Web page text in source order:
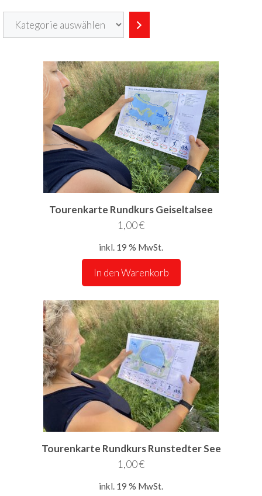
Kategorie
auswählen
Tourenkarte Rundkurs Geiseltalsee
1,00€
inkl. 19 % MwSt.
In den Warenkorb
Tourenkarte Rundkurs Runstedter See
1,00€
inkl. 19 % MwSt.